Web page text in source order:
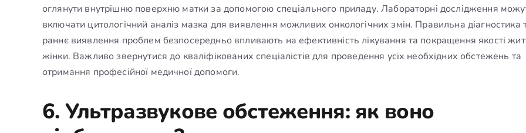
оглянути внутрішню поверхню матки за допомогою спеціального приладу. Лабораторні дослідження
включати цитологічний аналіз мазка для виявлення можливих онкологічних змін. Правильна діагностика
раннє виявлення проблем безпосередньо впливають на ефективність лікування та покращення якості
жінки. Важливо звернутися до кваліфікованих спеціалістів для проведення усіх необхідних обстежень та
отримання професійної медичної допомоги.
6. Ультразвукове обстеження: як воно